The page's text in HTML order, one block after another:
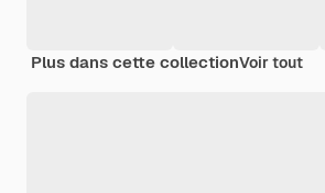
Plus dans cette collectionVoir tout